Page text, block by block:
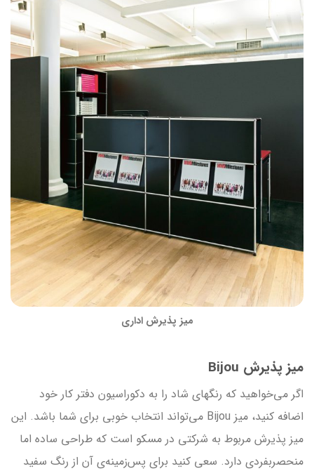
میز پذیرش اداری
میز پذیرش Bijou
اگر می‌خواهید که رنگ‎های شاد را به دکوراسیون دفتر کار خود
اضافه کنید، میز Bijou می‌تواند انتخاب خوبی برای شما باشد. این
میز پذیرش مربوط به شرکتی در مسکو است که طراحی ساده اما
منحصربفردی دارد. سعی کنید برای پس‌زمینه‌ی آن از رنگ سفید